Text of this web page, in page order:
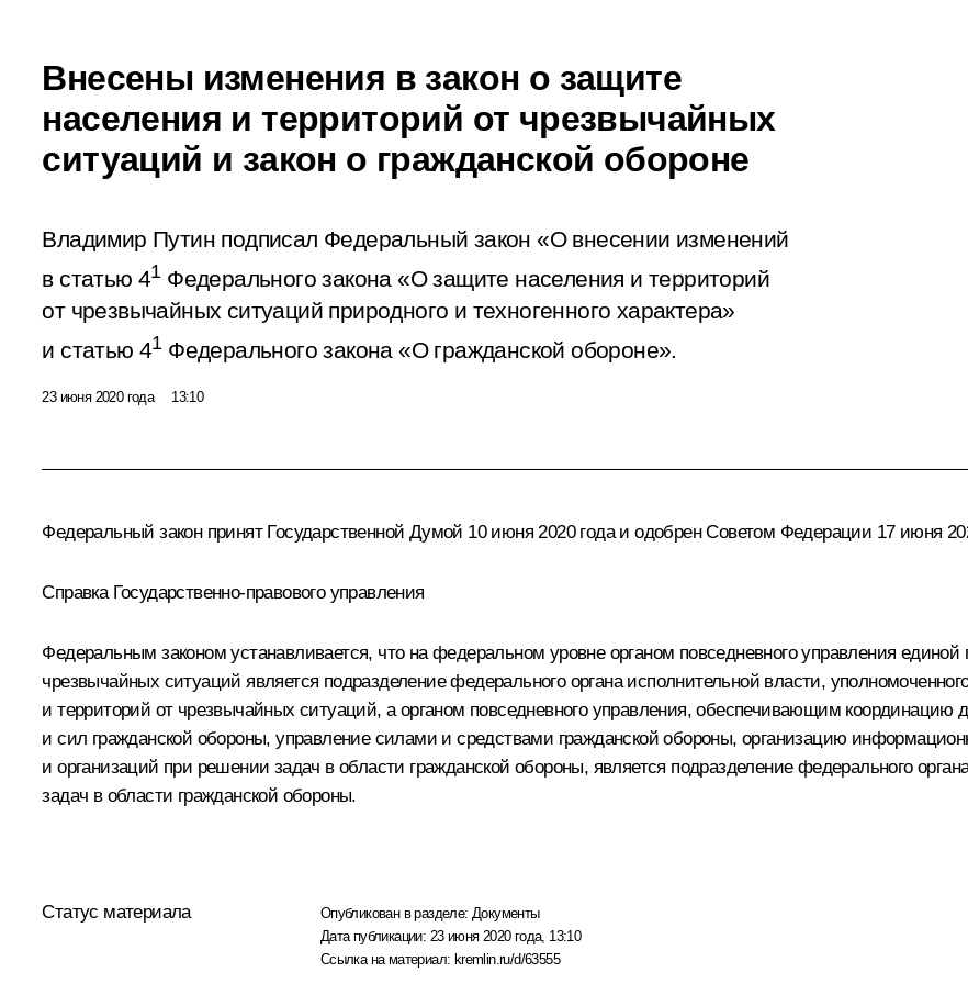
Внесены изменения в закон о защите
населения и территорий от чрезвычайных
ситуаций и закон о гражданской обороне
Владимир Путин подписал Федеральный закон «О внесении изменений
в статью 41Федерального закона «О защите населения и территорий
от чрезвычайных ситуаций природного и техногенного характера»
и статью 41Федерального закона «О гражданской обороне».
23 июня 2020 года 13:10
Федеральный закон принят Государственной Думой 10 июня 2020 года и одобрен Советом Федерации 17 июня
Справка Государственно-правового управления
Федеральным законом устанавливается, что на федеральном уровне органом повседневного управления
чрезвычайных ситуаций является подразделение федерального органа исполнительной власти,
и территорий от чрезвычайных ситуаций, а органом повседневного управления, обеспечивающим координацию
и сил гражданской обороны, управление силами и средствами гражданской обороны, организацию
и организаций при решении задач в области гражданской обороны, является подразделение федерального
задач в области гражданской обороны.
Статус материала Опубликован в разделе: Документы
Дата публикации: 23 июня 2020 года, 13:10
Ссылка на материал: kremlin.ru/d/63555